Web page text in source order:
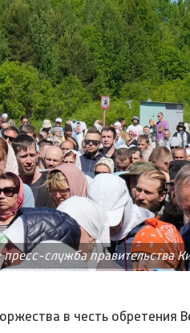
служба правительства
в честь обретения